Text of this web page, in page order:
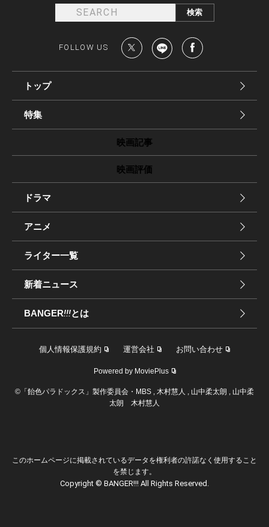
FOLLOW US
トップ
特集
映画記事
映画評価
ドラマ
アニメ
ライター一覧
新着ニュース
BANGER!!!とは
個人情報保護規約 運営会社 お問い合わせ
Powered by MoviePlus
©「飴色パラドックス」製作委員会・MBS , 木村慧人 , 山中柔太朗 , 山中柔
太朗 木村慧人
このホームページに掲載されているデータを権利者の許諾なく使用すること
を禁じます。
Copyright © BANGER!!! All Rights Reserved.